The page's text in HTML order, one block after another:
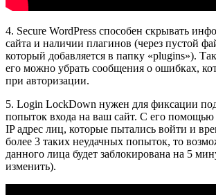
4. Secure WordPress способен скрывать
сайта и наличии плагинов (через пустой
который добавляется в папку «plugins»).
его можно убрать сообщения о ошибках,
при авторизации.
5. Login LockDown нужен для фиксации
попыток входа на ваш сайт. С его помощью
IP адрес лиц, которые пытались войти и
более 3 таких неудачных попыток, то
данного лица будет заблокирована на 5
изменить).